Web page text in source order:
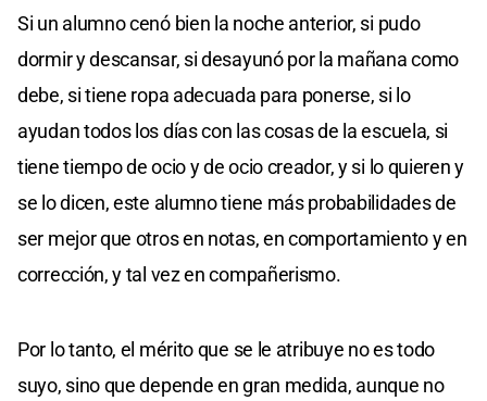
Si un alumno cenó bien la noche anterior, si pudo
dormir y descansar, si desayunó por la mañana como
debe, si tiene ropa adecuada para ponerse, si lo
ayudan todos los días con las cosas de la escuela, si
tiene tiempo de ocio y de ocio creador, y si lo quieren y
se lo dicen, este alumno tiene más probabilidades de
ser mejor que otros en notas, en comportamiento y en
corrección, y tal vez en compañerismo.
Por lo tanto, el mérito que se le atribuye no es todo
suyo, sino que depende en gran medida, aunque no